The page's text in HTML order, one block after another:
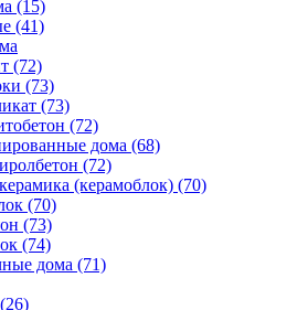
(15)
(41)
(72)
(73)
(73)
(72)
дома (68)
(72)
(керамоблок) (70)
(70)
(73)
(74)
дома (71)